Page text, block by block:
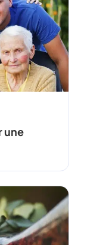
une